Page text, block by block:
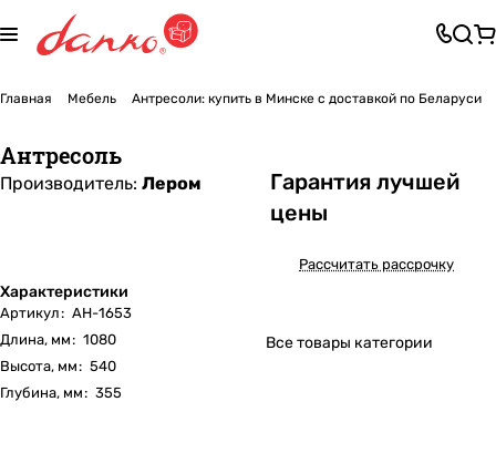
Главная Мебель Антресоли: купить в Минске с доставкой по Беларуси
Антресоль
Производитель: Лером
Характеристики
Артикул: АН-1653
Длина, мм: 1080
Высота, мм: 540
Глубина, мм: 355
Гарантия лучшей
цены
Рассчитать рассрочку
Все товары категории